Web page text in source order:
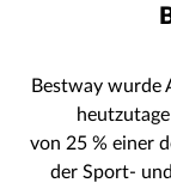
Bestway wurde
von 25 % einer
der Sport-